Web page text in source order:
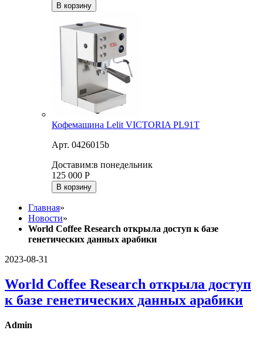
В корзину
Кофемашина Lelit VICTORIA PL91T
Арт. 0426015b
Доставим:в понедельник
125 000 Р
В корзину
Главная»
Новости»
World Coffee Research открыла доступ к базе
генетических данных арабики
2023-08-31
World Coffee Research открыла доступ
к базе генетических данных арабики
Admin